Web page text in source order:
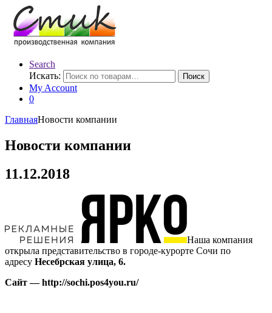
Search
Искать:
Поиск
My Account
0
ГлавнаяНовости компании
Новости компании
11.12.2018
Наша компания
открыла представительство в городе-курорте Сочи по
адресу Несебрская улица, 6.
Cайт — http://sochi.pos4you.ru/